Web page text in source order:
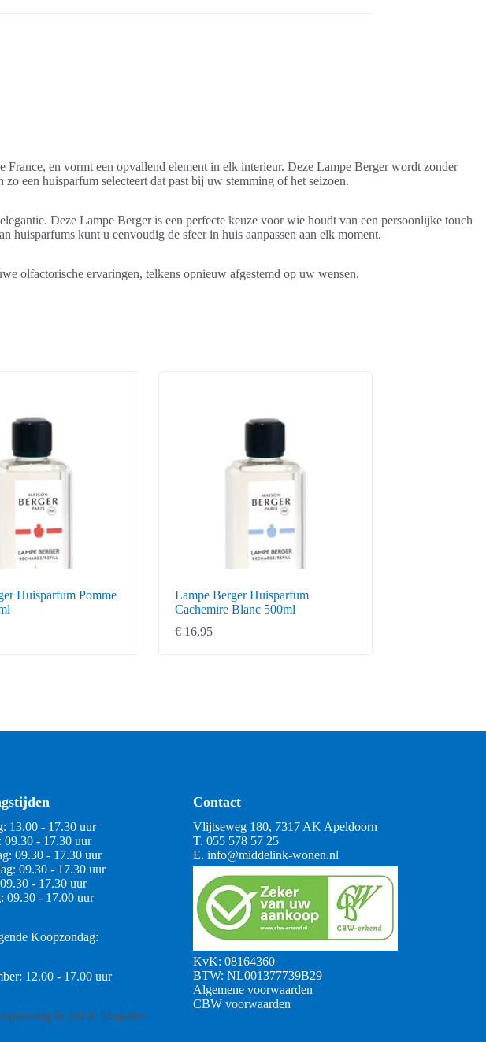
en vormt een opvallend element in elk interieur. Deze Lampe Berger wordt zonder
een huisparfum selecteert dat past bij uw stemming of het seizoen.
Deze Lampe Berger is een perfecte keuze voor wie houdt van een persoonlijke touch
huisparfums kunt u eenvoudig de sfeer in huis aanpassen aan elk moment.
olfactorische ervaringen, telkens opnieuw afgestemd op uw wensen.
Huisparfum Pomme
Lampe Berger Huisparfum
Cachemire Blanc 500ml
€ 16,95
13.00 - 17.30 uur
09.30 - 17.30 uur
09.30 - 17.30 uur
09.30 - 17.30 uur
- 17.30 uur
09.30 - 17.00 uur
Koopzondag:
12.00 - 17.00 uur
in Juli & Augustus
Contact
Vlijtseweg 180, 7317 AK Apeldoorn
T. 055 578 57 25
E. info@middelink-wonen.nl
KvK: 08164360
BTW: NL001377739B29
Algemene voorwaarden
CBW voorwaarden